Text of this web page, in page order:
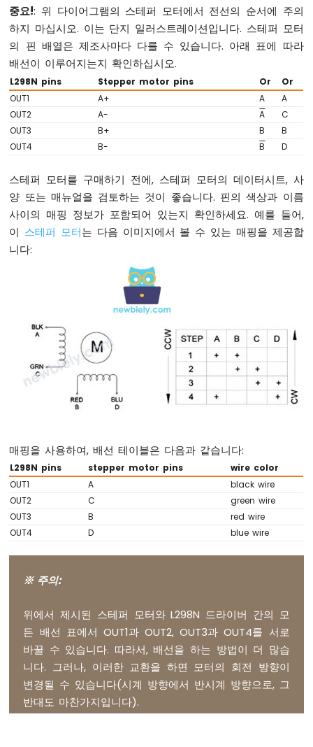
아
두
이
노
나
노
-
가
변
저
기
아
두
이
노
나
이
나
노
-
가
변
저
항
변
중요!: 위 다이어그램의 스테퍼 모터에서 전선의 순서에 주의
하지 마십시오. 이는 단지 일러스트레이션입니다. 스테퍼 모터
의 핀 배열은 제조사마다 다를 수 있습니다. 아래 표에 따라
배선이 이루어지는지 확인하십시오.
L298N pins Stepper motor pins Or
Or
OUT1
A+ A
A
OUT2
A- A
C
OUT3
B+ B
B
OUT4
B- B D
스테퍼 모터를 구매하기 전에, 스테퍼 모터의 데이터시트, 사
양 또는 매뉴얼을 검토하는 것이 좋습니다. 핀의 색상과 이름
사이의 매핑 정보가 포함되어 있는지 확인하세요. 예를 들어,
이 스테퍼 모터는 다음 이미지에서 볼 수 있는 매핑을 제공합
니다:
매핑을 사용하여, 배선 테이블은 다음과 같습니다:
L298N pins stepper motor pins
wire color
OUT1
A
black wire
OUT2
C
green wire
OUT3
B
red wire
OUT4
D blue wire
※ 주의:
위에서 제시된 스테퍼 모터와 L298N 드라이버 간의 모
든 배선 표에서 OUT1과 OUT2, OUT3과 OUT4를 서로
바꿀 수 있습니다. 따라서, 배선을 하는 방법이 더 많습
니다. 그러나, 이러한 교환을 하면 모터의 회전 방향이
변경될 수 있습니다(시계 방향에서 반시계 방향으로, 그
반대도 마찬가지입니다).